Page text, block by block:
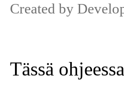
Created by
Tässä